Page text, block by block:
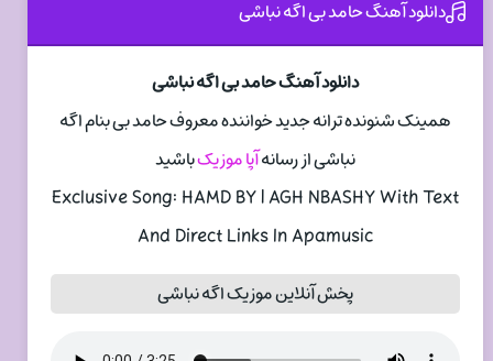
دانلود آهنگ حامد بی اگه نباشی
دانلود آهنگ حامد بی اگه نباشی
همینک شنونده ترانه جدید خواننده معروف حامد بی بنام اگه
نباشی از رسانهآپا موزیکباشید
Exclusive Song: HAMD BY | AGH NBASHY With Text
And Direct Links In Apamusic
پخش آنلاین موزیک اگه نباشی